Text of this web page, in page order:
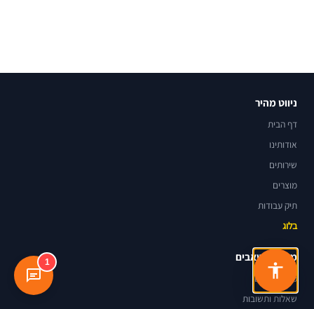
ניווט מהיר
דף הבית
אודותינו
שירותים
מוצרים
תיק עבודות
בלוג
מידע ומשאבים
מילון מונחים
שאלות ותשובות
1